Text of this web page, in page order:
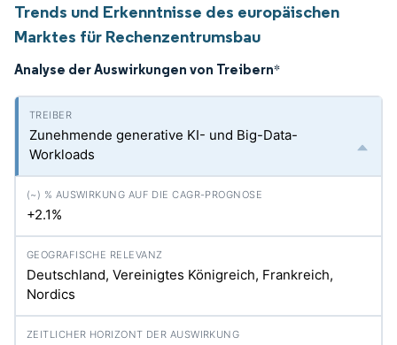
Trends und Erkenntnisse des europäischen
Marktes für Rechenzentrumsbau
Analyse der Auswirkungen von Treibern*
Zunehmende generative KI- und Big-Data-
Workloads
+2.1%
Deutschland, Vereinigtes Königreich, Frankreich,
Nordics